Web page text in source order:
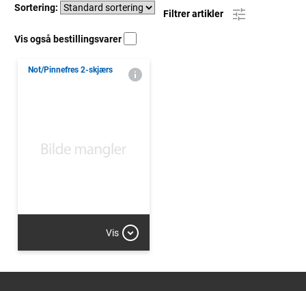
Sortering:
Filtrer artikler
Vis også bestillingsvarer
Not/Pinnefres 2-skjærs
Vis